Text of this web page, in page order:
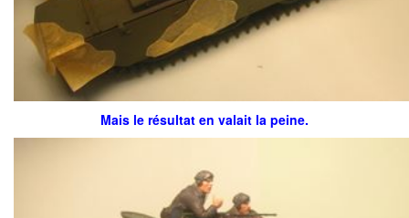
Mais le résultat en valait la peine.